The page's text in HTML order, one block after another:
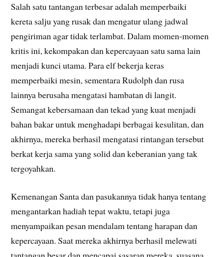
Salah satu tantangan terbesar adalah memperbaiki
kereta salju yang rusak dan mengatur ulang jadwal
pengiriman agar tidak terlambat. Dalam momen-momen
kritis ini, kekompakan dan kepercayaan satu sama lain
menjadi kunci utama. Para elf bekerja keras
memperbaiki mesin, sementara Rudolph dan rusa
lainnya berusaha mengatasi hambatan di langit.
Semangat kebersamaan dan tekad yang kuat menjadi
bahan bakar untuk menghadapi berbagai kesulitan, dan
akhirnya, mereka berhasil mengatasi rintangan tersebut
berkat kerja sama yang solid dan keberanian yang tak
tergoyahkan.
Kemenangan Santa dan pasukannya tidak hanya tentang
mengantarkan hadiah tepat waktu, tetapi juga
menyampaikan pesan mendalam tentang harapan dan
kepercayaan. Saat mereka akhirnya berhasil melewati